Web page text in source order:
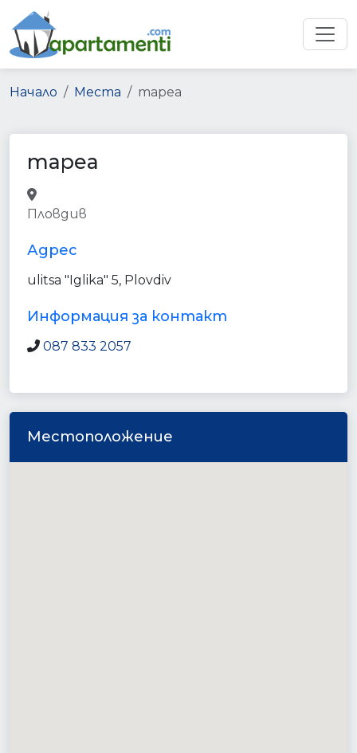
Начало Места mapea
mapea
Пловдив
Адрес
ulitsa "Iglika" 5, Plovdiv
Информация за контакт
087 833 2057
Местоположение